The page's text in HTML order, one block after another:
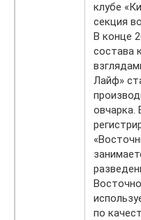
клубе
секция
В конце
состава
Лайф»
овчарка.
по